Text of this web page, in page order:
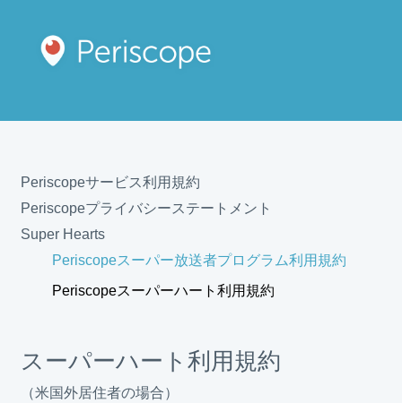
Periscopeサービス利用規約
Periscopeプライバシーステートメント
Super Hearts
Periscopeスーパー放送者プログラム利用規約
Periscopeスーパーハート利用規約
スーパーハート利用規約
（米国外居住者の場合）